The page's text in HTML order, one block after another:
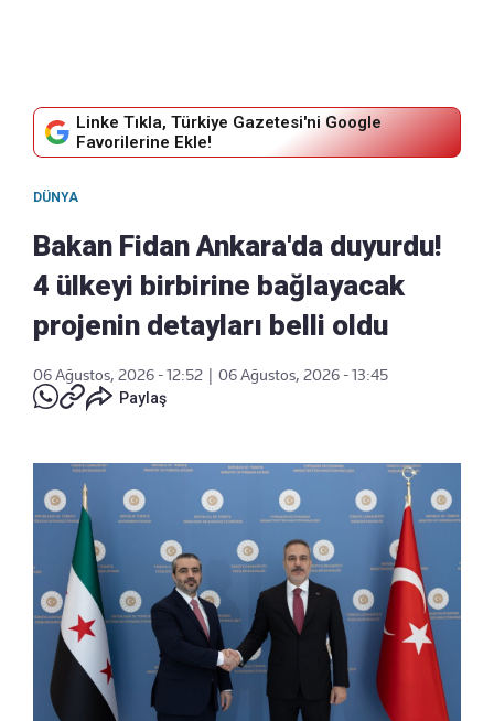
Linke Tıkla, Türkiye Gazetesi'ni Google
Favorilerine Ekle!
DÜNYA
Bakan Fidan Ankara'da duyurdu!
4 ülkeyi birbirine bağlayacak
projenin detayları belli oldu
06 Ağustos, 2026 - 12:52
06 Ağustos, 2026 - 13:45
Paylaş